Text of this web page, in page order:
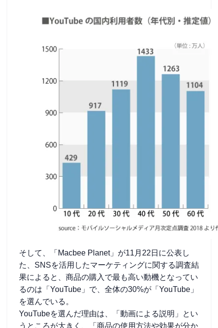
そして、「Macbee Planet」が11月22日に公表し
た、SNSを活用したマーケティングに関する調査結
果によると、商品の購入で最も高い動機となってい
るのは「YouTube」で、全体の30%が「YouTube」
を選んでいる。
YouTubeを選んだ理由は、「動画による説明」とい
うところが大きく、「商品の使用方法や効果が分か